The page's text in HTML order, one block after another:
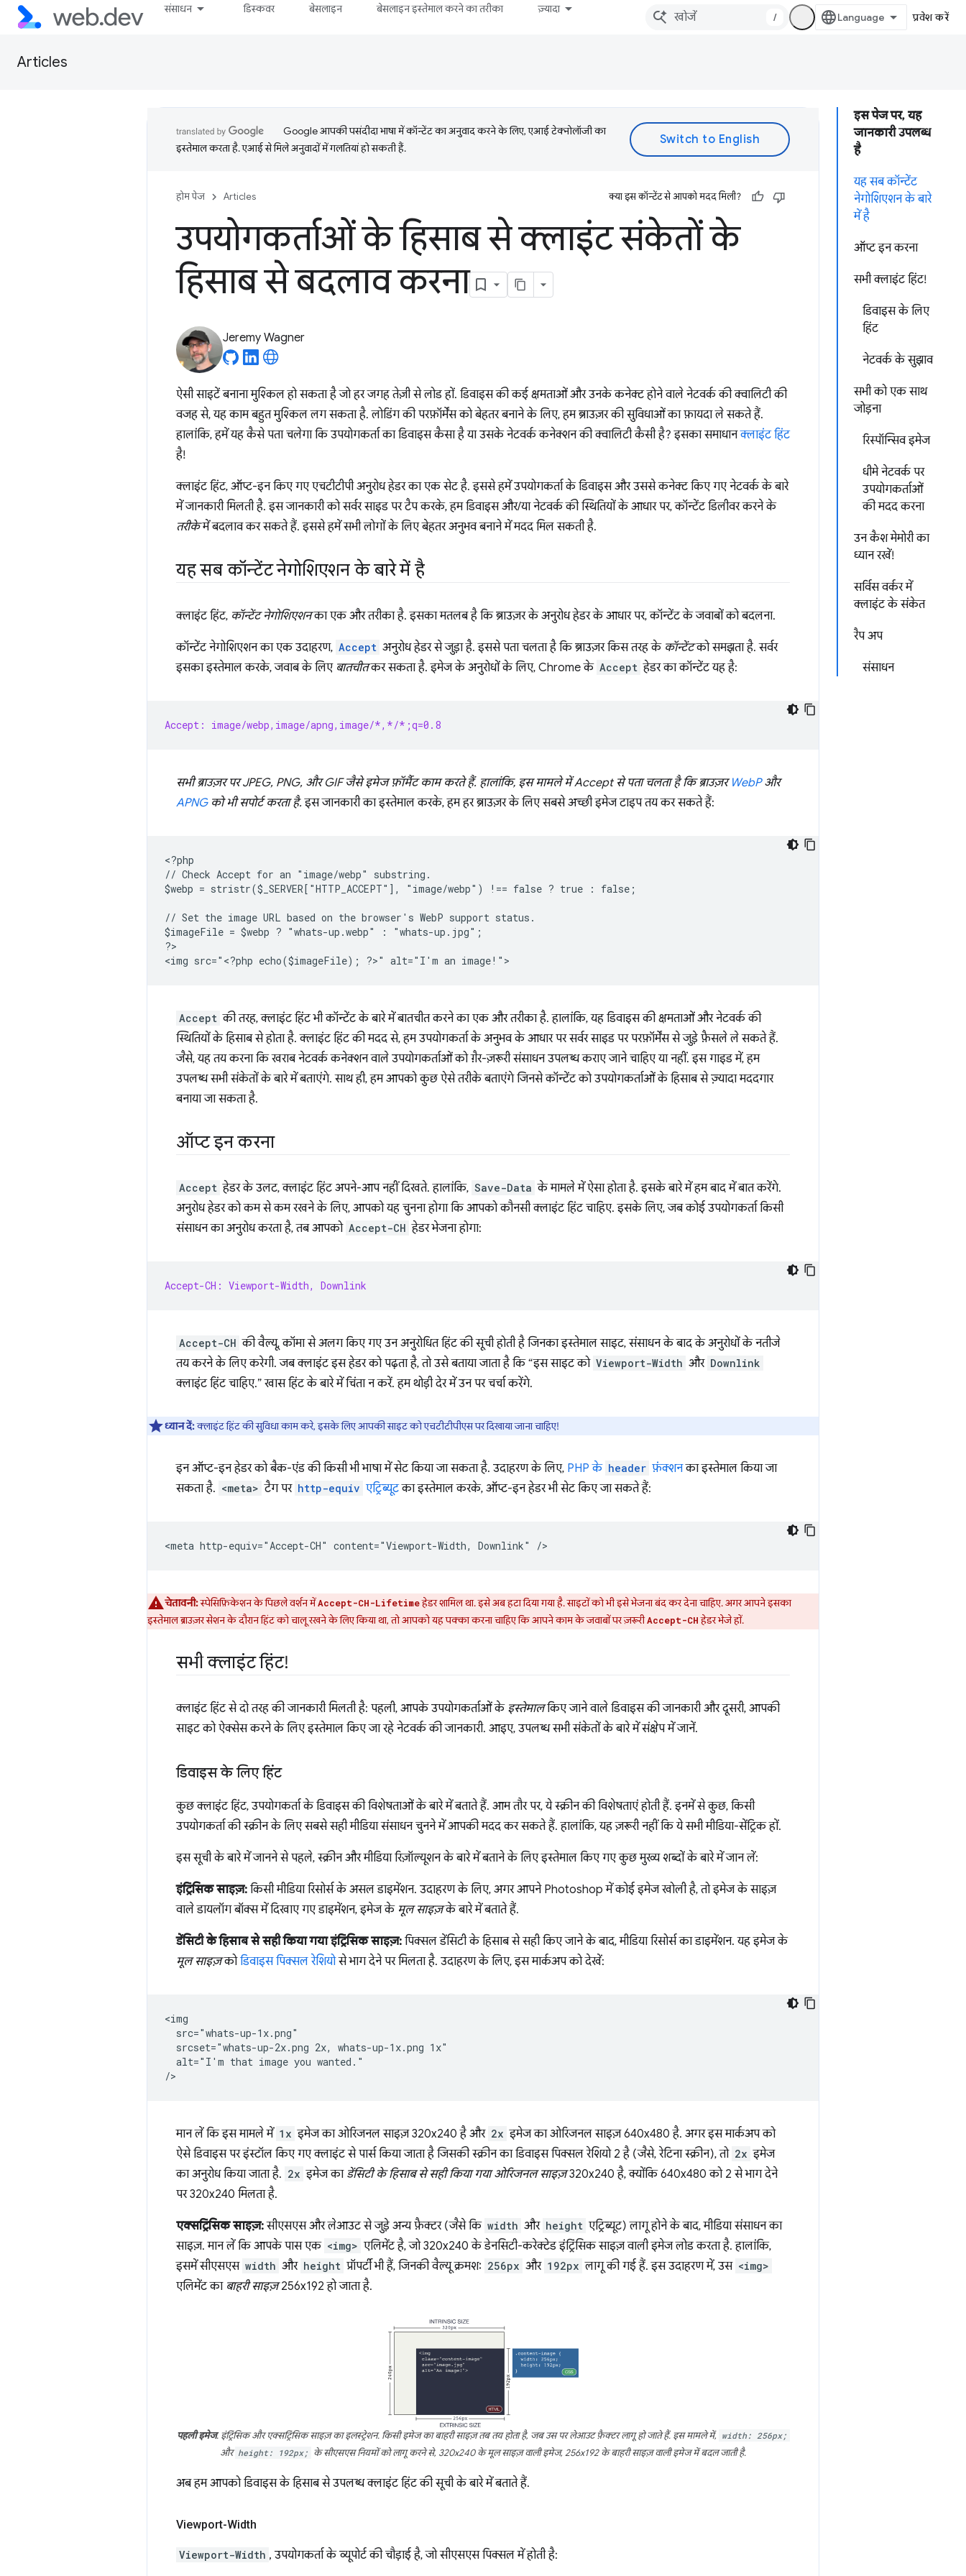
संसाधन डिस्कवर बेसलाइन बेसलाइन इस्तेमाल करने का तरीका ज़्यादा
/ प्रवेश करें
Articles
इस पेज पर, यह
जानकारी उपलब्ध
है
यह सब कॉन्टेंट
नेगोशिएशन के बारे
में है
ऑप्ट इन करना
सभी क्लाइंट हिंट!
डिवाइस के लिए
हिंट
नेटवर्क के सुझाव
सभी को एक साथ
जोड़ना
रिस्पॉन्सिव इमेज
धीमे नेटवर्क पर
उपयोगकर्ताओं
की मदद करना
उन कैश मेमोरी का
ध्यान रखें!
सर्विस वर्कर में
क्लाइंट के संकेत
रैप अप
संसाधन
Google आपकी पसंदीदा भाषा में कॉन्टेंट का अनुवाद करने के लिए, एआई टेक्नोलॉजी का
इस्तेमाल करता है. एआई से मिले अनुवादों में गलतियां हो सकती हैं.
होम पेज Articles क्या इस कॉन्टेंट से आपको मदद मिली?
उपयोगकर्ताओं के हिसाब से क्लाइंट संकेतों के
हिसाब से बदलाव करना
Jeremy Wagner
ऐसी साइटें बनाना मुश्किल हो सकता है जो हर जगह तेज़ी से लोड हों. डिवाइस की कई क्षमताओं और उनके कनेक्ट होने वाले नेटवर्क की क्वालिटी की
वजह से, यह काम बहुत मुश्किल लग सकता है. लोडिंग की परफ़ॉर्मेंस को बेहतर बनाने के लिए, हम ब्राउज़र की सुविधाओं का फ़ायदा ले सकते हैं.
हालांकि, हमें यह कैसे पता चलेगा कि उपयोगकर्ता का डिवाइस कैसा है या उसके नेटवर्क कनेक्शन की क्वालिटी कैसी है? इसका समाधानक्लाइंट हिंट
है!
क्लाइंट हिंट, ऑप्ट-इन किए गए एचटीटीपी अनुरोध हेडर का एक सेट है. इससे हमें उपयोगकर्ता के डिवाइस और उससे कनेक्ट किए गए नेटवर्क के बारे
में जानकारी मिलती है. इस जानकारी को सर्वर साइड पर टैप करके, हम डिवाइस और/या नेटवर्क की स्थितियों के आधार पर, कॉन्टेंट डिलीवर करने के
तरीकेमें बदलाव कर सकते हैं. इससे हमें सभी लोगों के लिए बेहतर अनुभव बनाने में मदद मिल सकती है.
यह सब कॉन्टेंट नेगोशिएशन के बारे में है
क्लाइंट हिंट, कॉन्टेंट नेगोशिएशनका एक और तरीका है. इसका मतलब है कि ब्राउज़र के अनुरोध हेडर के आधार पर, कॉन्टेंट के जवाबों को बदलना.
कॉन्टेंट नेगोशिएशन का एक उदाहरण, Accept अनुरोध हेडर से जुड़ा है. इससे पता चलता है कि ब्राउज़र किस तरह के कॉन्टेंटको समझता है. सर्वर
इसका इस्तेमाल करके, जवाब के लिए बातचीतकर सकता है. इमेज के अनुरोधों के लिए, Chrome के Accept हेडर का कॉन्टेंट यह है:
Accept: image/webp,image/apng,image/*,*/*;q=0.8
सभी ब्राउज़र पर JPEG, PNG, और GIF जैसे इमेज फ़ॉर्मैट काम करते हैं. हालांकि, इस मामले में Accept से पता चलता है कि ब्राउज़रWebPऔर
APNGको भी सपोर्ट करता है. इस जानकारी का इस्तेमाल करके, हम हर ब्राउज़र के लिए सबसे अच्छी इमेज टाइप तय कर सकते हैं:
<?php
// Check Accept for an "image/webp" substring.
$webp = stristr($_SERVER["HTTP_ACCEPT"], "image/webp") !== false ? true : false;
// Set the image URL based on the browser's WebP support status.
$imageFile = $webp ? "whats-up.webp" : "whats-up.jpg";
?>
<img src="<?php echo($imageFile); ?>" alt="I'm an image!">
Accept की तरह, क्लाइंट हिंट भी कॉन्टेंट के बारे में बातचीत करने का एक और तरीका है. हालांकि, यह डिवाइस की क्षमताओं और नेटवर्क की
स्थितियों के हिसाब से होता है. क्लाइंट हिंट की मदद से, हम उपयोगकर्ता के अनुभव के आधार पर सर्वर साइड पर परफ़ॉर्मेंस से जुड़े फ़ैसले ले सकते हैं.
जैसे, यह तय करना कि खराब नेटवर्क कनेक्शन वाले उपयोगकर्ताओं को ग़ैर-ज़रूरी संसाधन उपलब्ध कराए जाने चाहिए या नहीं. इस गाइड में, हम
उपलब्ध सभी संकेतों के बारे में बताएंगे. साथ ही, हम आपको कुछ ऐसे तरीके बताएंगे जिनसे कॉन्टेंट को उपयोगकर्ताओं के हिसाब से ज़्यादा मददगार
बनाया जा सकता है.
ऑप्ट इन करना
Accept हेडर के उलट, क्लाइंट हिंट अपने-आप नहीं दिखते. हालांकि, Save-Data के मामले में ऐसा होता है. इसके बारे में हम बाद में बात करेंगे.
अनुरोध हेडर को कम से कम रखने के लिए, आपको यह चुनना होगा कि आपको कौनसी क्लाइंट हिंट चाहिए. इसके लिए, जब कोई उपयोगकर्ता किसी
संसाधन का अनुरोध करता है, तब आपको Accept-CH हेडर भेजना होगा:
Accept-CH: Viewport-Width, Downlink
Accept-CH की वैल्यू, कॉमा से अलग किए गए उन अनुरोधित हिंट की सूची होती है जिनका इस्तेमाल साइट, संसाधन के बाद के अनुरोधों के नतीजे
तय करने के लिए करेगी. जब क्लाइंट इस हेडर को पढ़ता है, तो उसे बताया जाता है कि “इस साइट को Viewport-Width और Downlink
क्लाइंट हिंट चाहिए.” खास हिंट के बारे में चिंता न करें. हम थोड़ी देर में उन पर चर्चा करेंगे.
ध्यान दें:क्लाइंट हिंट की सुविधा काम करे, इसके लिए आपकी साइट को एचटीटीपीएस पर दिखाया जाना चाहिए!
इन ऑप्ट-इन हेडर को बैक-एंड की किसी भी भाषा में सेट किया जा सकता है. उदाहरण के लिए, PHP के header फ़ंक्शनका इस्तेमाल किया जा
सकता है. <meta> टैग पर http-equiv एट्रिब्यूटका इस्तेमाल करके, ऑप्ट-इन हेडर भी सेट किए जा सकते हैं:
चेतावनी:स्पेसिफ़िकेशन के पिछले वर्शन मेंAccept-CH-Lifetimeहेडर शामिल था. इसे अब हटा दिया गया है. साइटों को भी इसे भेजना बंद कर देना चाहिए. अगर आपने इसका
इस्तेमाल ब्राउज़र सेशन के दौरान हिंट को चालू रखने के लिए किया था, तो आपको यह पक्का करना चाहिए कि आपने काम के जवाबों पर ज़रूरीAccept-CHहेडर भेजे हों.
सभी क्लाइंट हिंट!
क्लाइंट हिंट से दो तरह की जानकारी मिलती है: पहली, आपके उपयोगकर्ताओं के इस्तेमालकिए जाने वाले डिवाइस की जानकारी और दूसरी, आपकी
साइट को ऐक्सेस करने के लिए इस्तेमाल किए जा रहे नेटवर्क की जानकारी. आइए, उपलब्ध सभी संकेतों के बारे में संक्षेप में जानें.
डिवाइस के लिए हिंट
कुछ क्लाइंट हिंट, उपयोगकर्ता के डिवाइस की विशेषताओं के बारे में बताते हैं. आम तौर पर, ये स्क्रीन की विशेषताएं होती हैं. इनमें से कुछ, किसी
उपयोगकर्ता की स्क्रीन के लिए सबसे सही मीडिया संसाधन चुनने में आपकी मदद कर सकते हैं. हालांकि, यह ज़रूरी नहीं कि ये सभी मीडिया-सेंट्रिक हों.
इस सूची के बारे में जानने से पहले, स्क्रीन और मीडिया रिज़ॉल्यूशन के बारे में बताने के लिए इस्तेमाल किए गए कुछ मुख्य शब्दों के बारे में जान लें:
इंट्रिंसिक साइज़: किसी मीडिया रिसोर्स के असल डाइमेंशन. उदाहरण के लिए, अगर आपने Photoshop में कोई इमेज खोली है, तो इमेज के साइज़
वाले डायलॉग बॉक्स में दिखाए गए डाइमेंशन, इमेज के मूल साइज़के बारे में बताते हैं.
डेंसिटी के हिसाब से सही किया गया इंट्रिंसिक साइज़: पिक्सल डेंसिटी के हिसाब से सही किए जाने के बाद, मीडिया रिसोर्स का डाइमेंशन. यह इमेज के
मूल साइज़कोडिवाइस पिक्सल रेशियोसे भाग देने पर मिलता है. उदाहरण के लिए, इस मार्कअप को देखें:
<img
  src="whats-up-1x.png"
  srcset="whats-up-2x.png 2x, whats-up-1x.png 1x"
  alt="I'm that image you wanted."
मान लें कि इस मामले में 1x इमेज का ओरिजनल साइज़ 320x240 है और 2x इमेज का ओरिजनल साइज़ 640x480 है. अगर इस मार्कअप को
ऐसे डिवाइस पर इंस्टॉल किए गए क्लाइंट से पार्स किया जाता है जिसकी स्क्रीन का डिवाइस पिक्सल रेशियो 2 है (जैसे, रेटिना स्क्रीन), तो 2x इमेज
का अनुरोध किया जाता है. 2x इमेज का डेंसिटी के हिसाब से सही किया गया ओरिजनल साइज़320x240 है, क्योंकि 640x480 को 2 से भाग देने
पर 320x240 मिलता है.
एक्सट्रिंसिक साइज़:सीएसएस और लेआउट से जुड़े अन्य फ़ैक्टर (जैसे कि width और height एट्रिब्यूट) लागू होने के बाद, मीडिया संसाधन का
साइज़. मान लें कि आपके पास एक <img> एलिमेंट है, जो 320x240 के डेनसिटी-करेक्टेड इंट्रिंसिक साइज़ वाली इमेज लोड करता है. हालांकि,
इसमें सीएसएस width और height प्रॉपर्टी भी हैं, जिनकी वैल्यू क्रमशः 256px और 192px लागू की गई हैं. इस उदाहरण में, उस <img>
एलिमेंट का बाहरी साइज़256x192 हो जाता है.
पहली इमेज. इंट्रिंसिक और एक्सट्रिंसिक साइज़ का इलस्ट्रेशन. किसी इमेज का बाहरी साइज़ तब तय होता है, जब उस पर लेआउट फ़ैक्टर लागू हो जाते हैं. इस मामले में, width: 256px;
और height: 192px; के सीएसएस नियमों को लागू करने से, 320x240 के मूल साइज़ वाली इमेज, 256x192 के बाहरी साइज़ वाली इमेज में बदल जाती है.
अब हम आपको डिवाइस के हिसाब से उपलब्ध क्लाइंट हिंट की सूची के बारे में बताते हैं.
Viewport-Width
Viewport-Width , उपयोगकर्ता के व्यूपोर्ट की चौड़ाई है, जो सीएसएस पिक्सल में होती है: